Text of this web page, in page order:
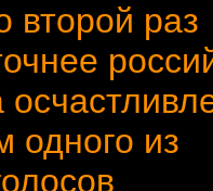
раз
одного из